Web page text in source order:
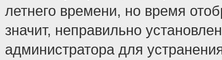
летнего времени, но время
значит, неправильно
администратора для